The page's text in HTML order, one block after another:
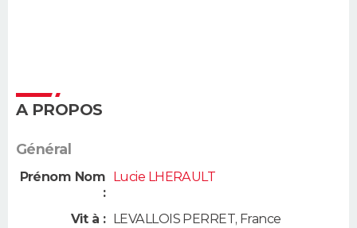
A PROPOS
Général
Prénom Nom
:
Lucie LHERAULT
Vit à : LEVALLOIS PERRET, France